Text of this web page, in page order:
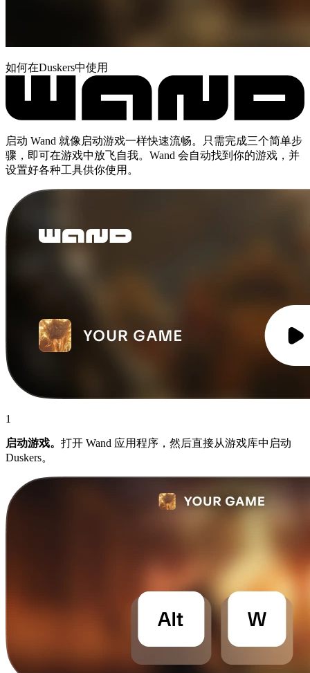
如何在Duskers中使用
启动 Wand 就像启动游戏一样快速流畅。只需完成三个简单步
骤，即可在游戏中放飞自我。Wand 会自动找到你的游戏，并
设置好各种工具供你使用。
1
启动游戏。 打开 Wand 应用程序，然后直接从游戏库中启动
Duskers。